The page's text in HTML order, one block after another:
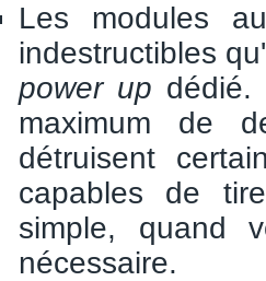
Les modules
indestructibles
power up dédié.
maximum de
détruisent
capables de
simple, quand
nécessaire.